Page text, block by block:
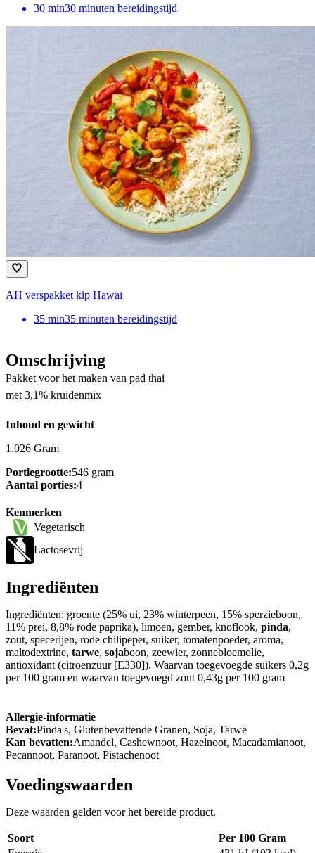
30 min30 minuten bereidingstijd
AH verspakket kip Hawaï
35 min35 minuten bereidingstijd
Omschrijving
Pakket voor het maken van pad thai
met 3,1% kruidenmix
Inhoud en gewicht
1.026 Gram
Portiegrootte:546 gram
Aantal porties:4
Kenmerken
Vegetarisch
Lactosevrij
Ingrediënten
Ingrediënten: groente (25% ui, 23% winterpeen, 15% sperzieboon,
11% prei, 8,8% rode paprika), limoen, gember, knoflook, pinda,
zout, specerijen, rode chilipeper, suiker, tomatenpoeder, aroma,
maltodextrine, tarwe, sojaboon, zeewier, zonnebloemolie,
antioxidant (citroenzuur [E330]). Waarvan toegevoegde suikers 0,2g
per 100 gram en waarvan toegevoegd zout 0,43g per 100 gram
Allergie-informatie
Bevat:Pinda's, Glutenbevattende Granen, Soja, Tarwe
Kan bevatten:Amandel, Cashewnoot, Hazelnoot, Macadamianoot,
Pecannoot, Paranoot, Pistachenoot
Voedingswaarden
Deze waarden gelden voor het bereide product.
Soort
Per 100 Gram